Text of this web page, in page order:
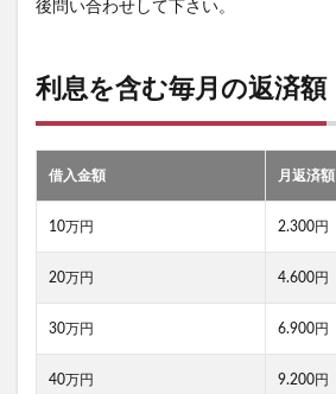
後問い合わせして下さい。
利息を含む毎月の返済額
借入金額 月返済額
10万円 2.300円
20万円 4.600円
30万円 6.900円
40万円 9.200円